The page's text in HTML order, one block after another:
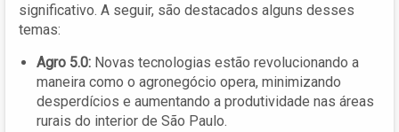
significativo. A seguir, são destacados alguns desses
temas:
Agro 5.0: Novas tecnologias estão revolucionando a
maneira como o agronegócio opera, minimizando
desperdícios e aumentando a produtividade nas áreas
rurais do interior de São Paulo.